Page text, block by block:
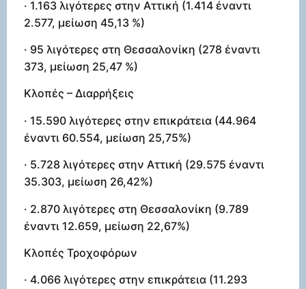
· 1.163 λιγότερες στην Αττική (1.414 έναντι
2.577, μείωση 45,13 %)
· 95 λιγότερες στη Θεσσαλονίκη (278 έναντι
373, μείωση 25,47 %)
Κλοπές – Διαρρήξεις
· 15.590 λιγότερες στην επικράτεια (44.964
έναντι 60.554, μείωση 25,75%)
· 5.728 λιγότερες στην Αττική (29.575 έναντι
35.303, μείωση 26,42%)
· 2.870 λιγότερες στη Θεσσαλονίκη (9.789
έναντι 12.659, μείωση 22,67%)
Κλοπές Τροχοφόρων
· 4.066 λιγότερες στην επικράτεια (11.293